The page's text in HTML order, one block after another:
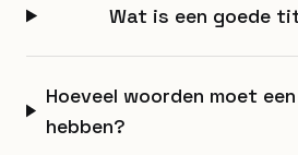
Wat is een goede
Hoeveel woorden moet
hebben?